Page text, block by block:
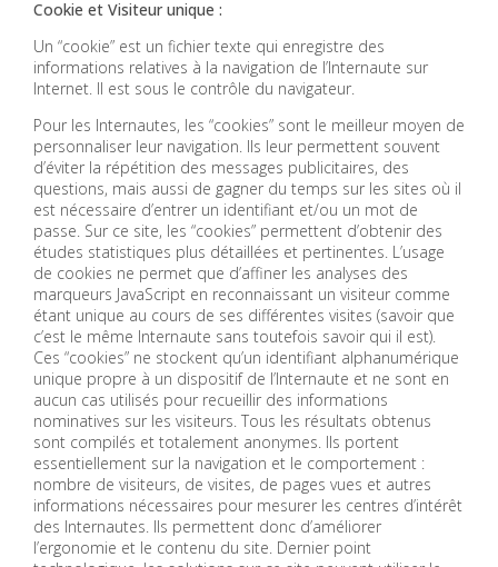
Cookie et Visiteur unique :
Un “cookie” est un fichier texte qui enregistre des
informations relatives à la navigation de l’Internaute sur
Internet. Il est sous le contrôle du navigateur.
Pour les Internautes, les “cookies” sont le meilleur moyen de
personnaliser leur navigation. Ils leur permettent souvent
d’éviter la répétition des messages publicitaires, des
questions, mais aussi de gagner du temps sur les sites où il
est nécessaire d’entrer un identifiant et/ou un mot de
passe. Sur ce site, les “cookies” permettent d’obtenir des
études statistiques plus détaillées et pertinentes. L’usage
de cookies ne permet que d’affiner les analyses des
marqueurs JavaScript en reconnaissant un visiteur comme
étant unique au cours de ses différentes visites (savoir que
c’est le même Internaute sans toutefois savoir qui il est).
Ces “cookies” ne stockent qu’un identifiant alphanumérique
unique propre à un dispositif de l’Internaute et ne sont en
aucun cas utilisés pour recueillir des informations
nominatives sur les visiteurs. Tous les résultats obtenus
sont compilés et totalement anonymes. Ils portent
essentiellement sur la navigation et le comportement :
nombre de visiteurs, de visites, de pages vues et autres
informations nécessaires pour mesurer les centres d’intérêt
des Internautes. Ils permettent donc d’améliorer
l’ergonomie et le contenu du site. Dernier point